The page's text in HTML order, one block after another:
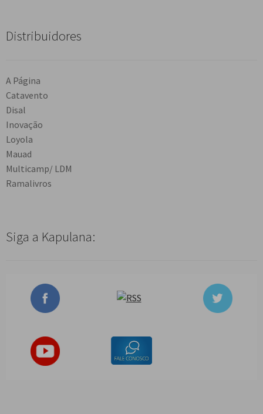
Distribuidores
A Página
Catavento
Disal
Inovação
Loyola
Mauad
Multicamp/ LDM
Ramalivros
Siga a Kapulana: